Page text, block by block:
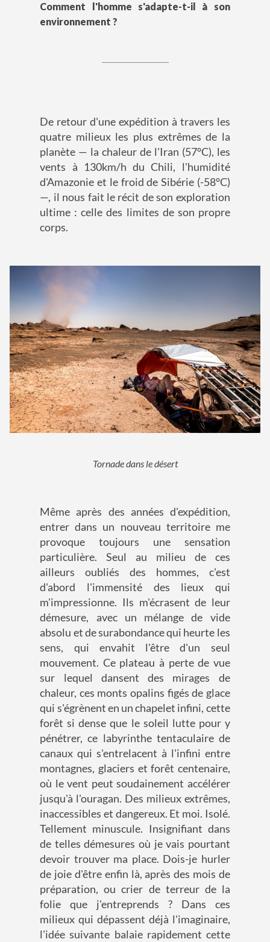
Comment l'homme s'adapte-t-il à son
environnement ?
De retour d'une expédition à travers les
quatre milieux les plus extrêmes de la
planète — la chaleur de l'Iran (57°C), les
vents à 130km/h du Chili, l'humidité
d'Amazonie et le froid de Sibérie (-58°C)
—, il nous fait le récit de son exploration
ultime : celle des limites de son propre
corps.
Tornade dans le désert
Même après des années d'expédition,
entrer dans un nouveau territoire me
provoque toujours une sensation
particulière. Seul au milieu de ces
ailleurs oubliés des hommes, c'est
d'abord l'immensité des lieux qui
m'impressionne. Ils m'écrasent de leur
démesure, avec un mélange de vide
absolu et de surabondance qui heurte les
sens, qui envahit l'être d'un seul
mouvement. Ce plateau à perte de vue
sur lequel dansent des mirages de
chaleur, ces monts opalins figés de glace
qui s'égrènent en un chapelet infini, cette
forêt si dense que le soleil lutte pour y
pénétrer, ce labyrinthe tentaculaire de
canaux qui s'entrelacent à l'infini entre
montagnes, glaciers et forêt centenaire,
où le vent peut soudainement accélérer
jusqu'à l'ouragan. Des milieux extrêmes,
inaccessibles et dangereux. Et moi. Isolé.
Tellement minuscule. Insignifiant dans
de telles démesures où je vais pourtant
devoir trouver ma place. Dois-je hurler
de joie d'être enfin là, après des mois de
préparation, ou crier de terreur de la
folie que j'entreprends ? Dans ces
milieux qui dépassent déjà l'imaginaire,
l'idée suivante balaie rapidement cette